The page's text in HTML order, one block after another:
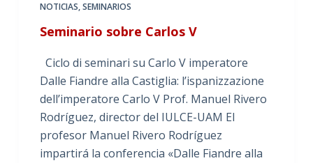
NOTICIAS,SEMINARIOS
Seminario sobre Carlos V
Ciclo di seminari su Carlo V imperatore
Dalle Fiandre alla Castiglia: l’ispanizzazione
dell’imperatore Carlo V Prof. Manuel Rivero
Rodríguez, director del IULCE-UAM El
profesor Manuel Rivero Rodríguez
impartirá la conferencia «Dalle Fiandre alla